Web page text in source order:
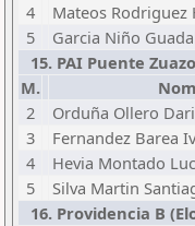
4
Mateos Rodriguez
5
Garcia Niño
15. PAI Puente
M.
2
Orduña Ollero
3
Fernandez Barea
4
Hevia Montado
5
Silva Martin
16. Providencia B